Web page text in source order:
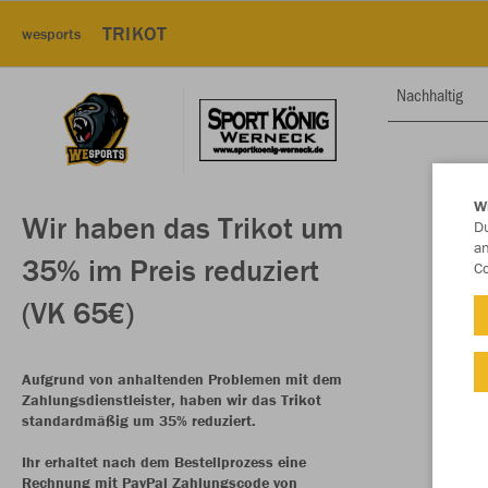
wesports TRIKOT
Wir haben das Trikot um
35% im Preis reduziert
(VK 65€)
Aufgrund von anhaltenden Problemen mit dem
Zahlungsdienstleister, haben wir das Trikot
standardmäßig um 35% reduziert.
Ihr erhaltet nach dem Bestellprozess eine
Rechnung mit PayPal Zahlungscode von
Nachhaltig